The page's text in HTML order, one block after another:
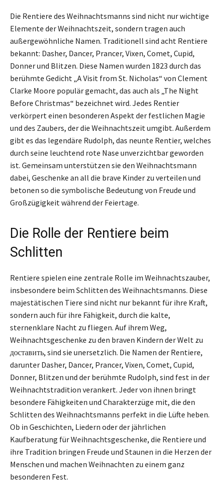
Die Rentiere des Weihnachtsmanns sind nicht nur wichtige
Elemente der Weihnachtszeit, sondern tragen auch
außergewöhnliche Namen. Traditionell sind acht Rentiere
bekannt: Dasher, Dancer, Prancer, Vixen, Comet, Cupid,
Donner und Blitzen. Diese Namen wurden 1823 durch das
berühmte Gedicht „A Visit from St. Nicholas“ von Clement
Clarke Moore populär gemacht, das auch als „The Night
Before Christmas“ bezeichnet wird. Jedes Rentier
verkörpert einen besonderen Aspekt der festlichen Magie
und des Zaubers, der die Weihnachtszeit umgibt. Außerdem
gibt es das legendäre Rudolph, das neunte Rentier, welches
durch seine leuchtend rote Nase unverzichtbar geworden
ist. Gemeinsam unterstützen sie den Weihnachtsmann
dabei, Geschenke an all die brave Kinder zu verteilen und
betonen so die symbolische Bedeutung von Freude und
Großzügigkeit während der Feiertage.
Die Rolle der Rentiere beim
Schlitten
Rentiere spielen eine zentrale Rolle im Weihnachtszauber,
insbesondere beim Schlitten des Weihnachtsmanns. Diese
majestätischen Tiere sind nicht nur bekannt für ihre Kraft,
sondern auch für ihre Fähigkeit, durch die kalte,
sternenklare Nacht zu fliegen. Auf ihrem Weg,
Weihnachtsgeschenke zu den braven Kindern der Welt zu
доставить, sind sie unersetzlich. Die Namen der Rentiere,
darunter Dasher, Dancer, Prancer, Vixen, Comet, Cupid,
Donner, Blitzen und der berühmte Rudolph, sind fest in der
Weihnachtstradition verankert. Jeder von ihnen bringt
besondere Fähigkeiten und Charakterzüge mit, die den
Schlitten des Weihnachtsmanns perfekt in die Lüfte heben.
Ob in Geschichten, Liedern oder der jährlichen
Kaufberatung für Weihnachtsgeschenke, die Rentiere und
ihre Tradition bringen Freude und Staunen in die Herzen der
Menschen und machen Weihnachten zu einem ganz
besonderen Fest.